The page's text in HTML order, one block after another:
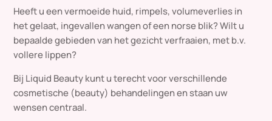
Heeft u een vermoeide huid, rimpels, volumeverlies in
het gelaat, ingevallen wangen of een norse blik? Wilt u
bepaalde gebieden van het gezicht verfraaien, met b.v.
vollere lippen?
Bij Liquid Beauty kunt u terecht voor verschillende
cosmetische (beauty) behandelingen en staan uw
wensen centraal.